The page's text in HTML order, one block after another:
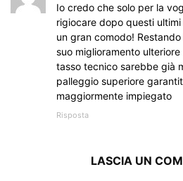
Io credo che solo per la
rigiocare dopo questi
un gran comodo!
suo miglioramento
tasso tecnico sarebbe già
palleggio superiore
maggiormente impiegato
Risposta
LASCIA UN